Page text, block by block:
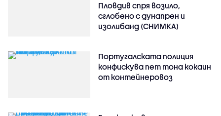
Пловдив спря возило,
сглобено с дунапрен и
изолибанд (СНИМКА)
Португалската полиция
конфискува пет тона кокаин
от контейнеровоз